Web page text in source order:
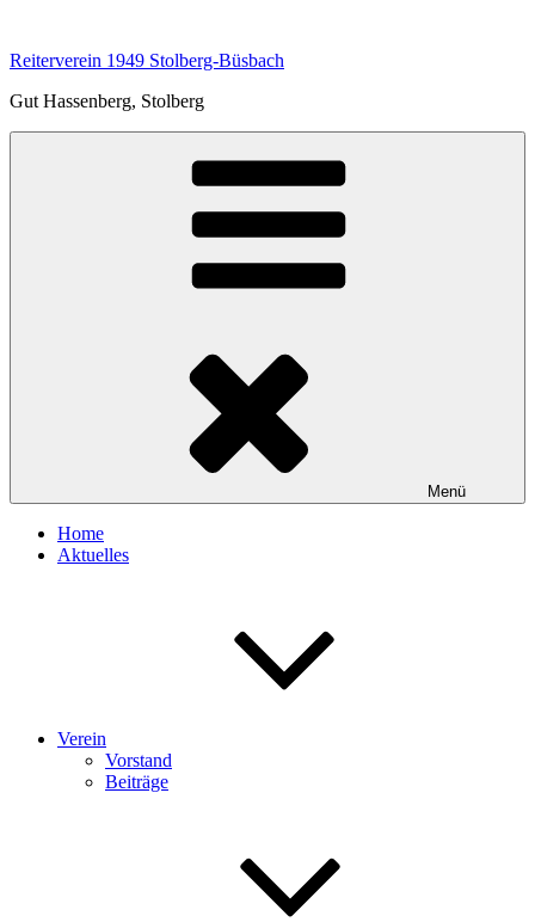
springen
Reiterverein 1949 Stolberg-Büsbach
Gut Hassenberg, Stolberg
Menü
Home
Aktuelles
Verein
Vorstand
Beiträge